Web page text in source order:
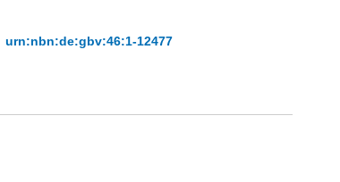
urn:nbn:de:gbv:46:1-12477